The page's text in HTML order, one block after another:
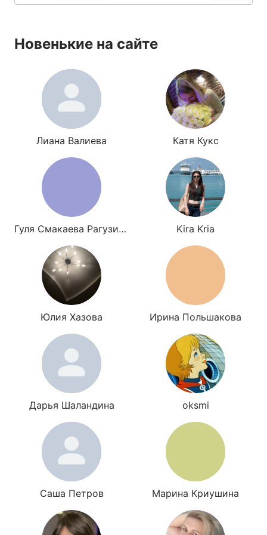
Новенькие на сайте
Лиана Валиева Катя Кукс
Гуля Смакаева Рагузина Kira Kria
Юлия Хазова Ирина Польшакова
Дарья Шаландина oksmi
Саша Петров Марина Криушина